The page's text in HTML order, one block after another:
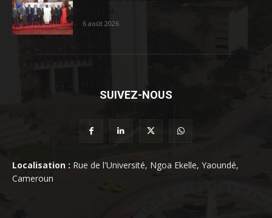
6 août 2026
SUIVEZ-NOUS
Localisation : Rue de l'Université, Ngoa Ekelle, Yaoundé,
Cameroun